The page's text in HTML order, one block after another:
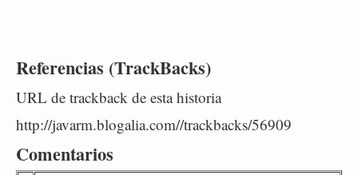
Referencias (TrackBacks)
URL de trackback de esta historia
http://javarm.blogalia.com//trackbacks/56909
Comentarios